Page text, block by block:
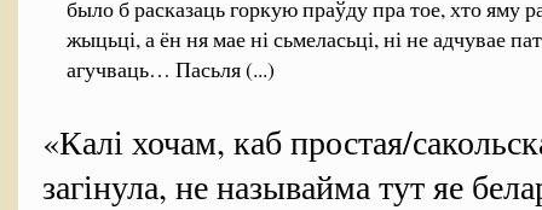
было б расказаць горкую праўду пра тое, хто яму
жыцьці, а ён ня мае ні сьмеласьці, ні не адчувае
агучваць… Пасьля (...)
«Калі хочам, каб простая/
загінула, не называйма тут яе